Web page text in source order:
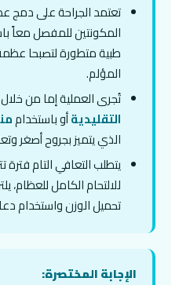
تعتمد الجراحة على دمج
المكونتين للمفصل معاً
طبية متطورة لتصبحا
المؤلم.
تُجرى العملية إما من خلال
التقليديةأو باستخدام
الذي يتميز بجروح أصغر
للالتحام الكامل للعظام،
تحميل الوزن واستخدام
الإجابة المختصرة: